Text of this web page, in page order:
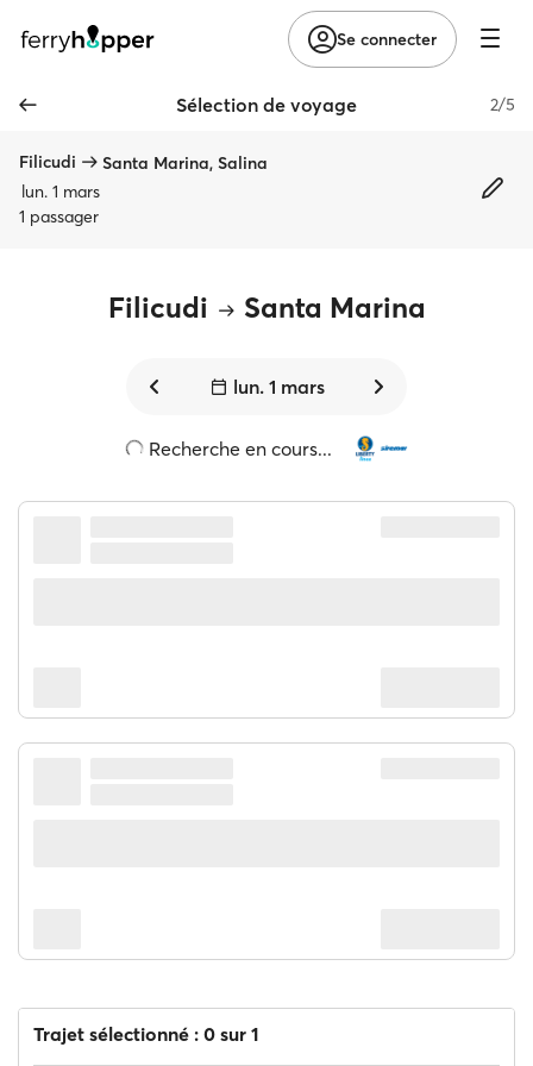
Se connecter
Sélection de voyage 2/5
Filicudi
Santa Marina, Salina
lun. 1 mars
1 passager
Filicudi Santa Marina
lun. 1 mars
Recherche en cours...
Trajet sélectionné : 0 sur 1